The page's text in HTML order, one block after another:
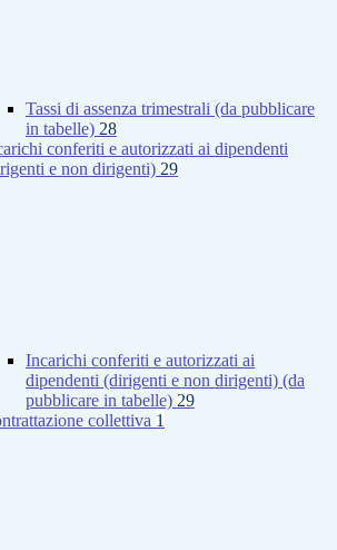
Tassi di assenza trimestrali (da pubblicare
in tabelle) 28
conferiti e autorizzati ai dipendenti
e non dirigenti) 29
Incarichi conferiti e autorizzati ai
dipendenti (dirigenti e non dirigenti) (da
pubblicare in tabelle) 29
collettiva 1